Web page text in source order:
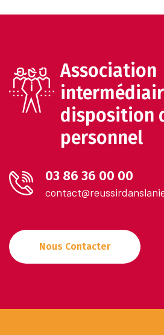
Association
disposition
personnel
03 86 36 00 00
Nous Contacter